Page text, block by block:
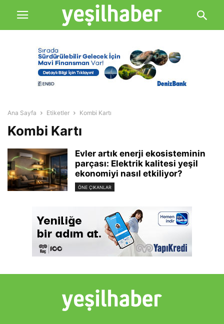
Ana Sayfa Etiketler Kombi Kartı
Kombi Kartı
Evler artık enerji ekosisteminin
parçası: Elektrik kalitesi yeşil
ekonomiyi nasıl etkiliyor?
ÖNE ÇIKANLAR